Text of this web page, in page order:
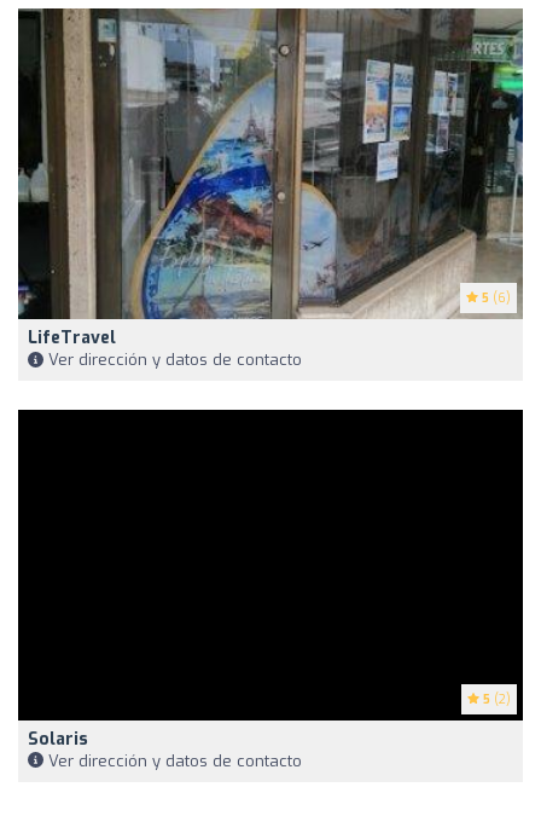
5 (6)
LifeTravel
Ver dirección y datos de contacto
5 (2)
Solaris
Ver dirección y datos de contacto